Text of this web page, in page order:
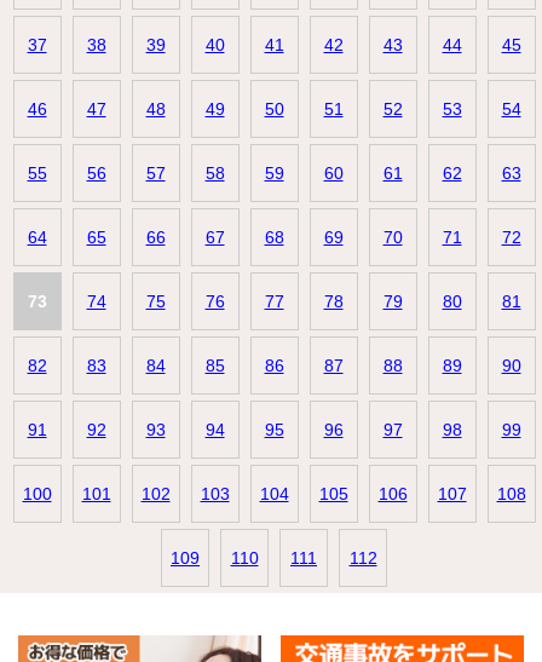
37 38 39 40 41 42 43 44 45
46 47 48 49 50 51 52 53 54
55 56 57 58 59 60 61 62 63
64 65 66 67 68 69 70 71 72
73 74 75 76 77 78 79 80 81
82 83 84 85 86 87 88 89 90
91 92 93 94 95 96 97 98 99
100 101 102 103 104 105 106 107 108
109 110 111 112